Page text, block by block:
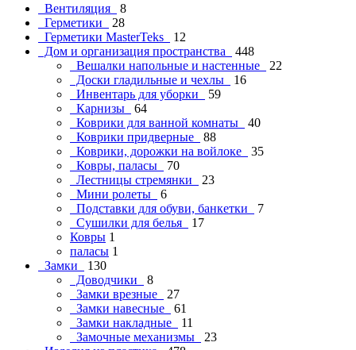
Вентиляция
8
Герметики
28
Герметики MasterTeks
12
Дом и организация пространства
448
Вешалки напольные и настенные
22
Доски гладильные и чехлы
16
Инвентарь для уборки
59
Карнизы
64
Коврики для ванной комнаты
40
Коврики придверные
88
Коврики, дорожки на войлоке
35
Ковры, паласы
70
Лестницы стремянки
23
Мини ролеты
6
Подставки для обуви, банкетки
7
Сушилки для белья
17
Ковры 1
паласы 1
Замки
130
Доводчики
8
Замки врезные
27
Замки навесные
61
Замки накладные
11
Замочные механизмы
23